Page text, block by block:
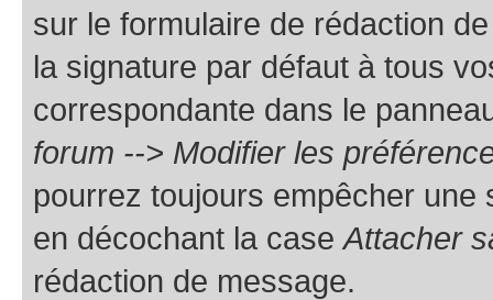
sur le formulaire de rédaction
la signature par défaut à tous
correspondante dans le
forum --> Modifier les
pourrez toujours empêcher une
en décochant la caseAttacher
rédaction de message.